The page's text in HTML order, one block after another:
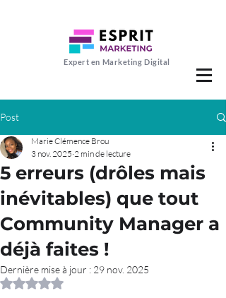
Expert en Marketing Digital
Post
5 erreurs (drôles mais
inévitables) que tout
Community Manager a
déjà faites !
Marie Clémence Brou
3 nov. 2025 2 min de lecture
Dernière mise à jour : 29 nov. 2025
Noté NaN étoiles sur 5.